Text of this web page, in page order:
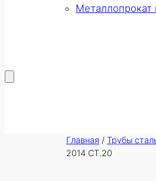
Металлопрокат
Главная / Трубы
2014 СТ.20